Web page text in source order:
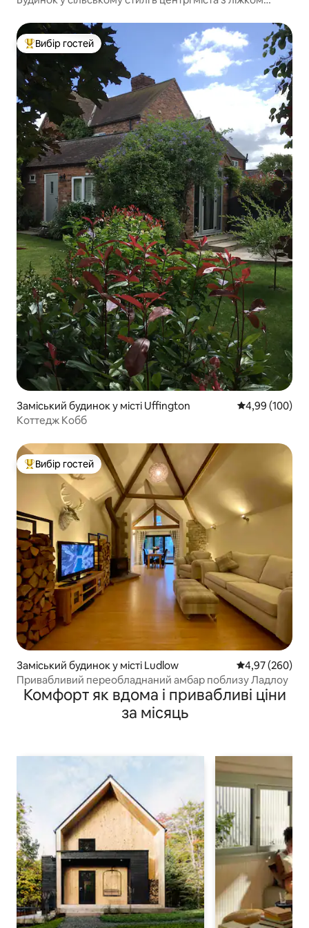
Топ вибір гостей
Вибір гостей
Заміський будинок у місті Uffington Середня
4,99 (100)
Коттедж Кобб
Топ вибір гостей
Вибір гостей
Заміський будинок у місті Ludlow Середня
4,97 (260)
Привабливий переобладнаний амбар поблизу Ладлоу
Комфорт як вдома і привабливі ціни
за місяць